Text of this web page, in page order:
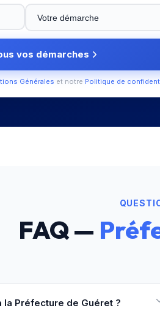
vos démarches
Générales et notre Politique de
FAQ —
Préfecture de Guéret ?